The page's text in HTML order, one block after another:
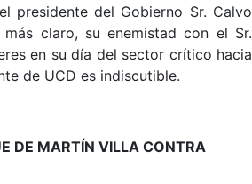
presidente del Gobierno Sr. Calvo
claro, su enemistad con el Sr.
en su día del sector crítico hacia
de UCD es indiscutible.
DE MARTÍN VILLA CONTRA